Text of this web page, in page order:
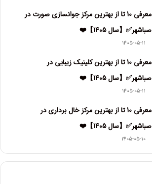
معرفی 10 تا از بهترین مرکز جوانسازی صورت در
صباشهر✅【سال 1405】❤️
1405-05-11
معرفی 10 تا از بهترین کلینیک زیبایی در
صباشهر✅【سال 1405】❤️
1405-05-11
معرفی 10 تا از بهترین مرکز خال برداری در
صباشهر✅【سال 1405】❤️
1405-05-10